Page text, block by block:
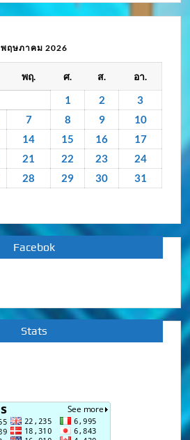
พฤษภาคม 2026
พฤ. ศ. ส. อา.
1 2
3
7 8 9
10
14 15 16
17
21 22 23
24
28 29 30
31
Facebok
Stats